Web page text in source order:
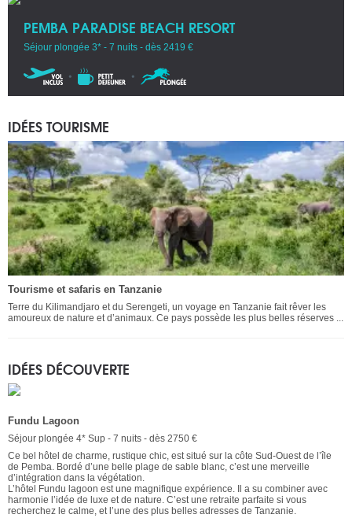
PEMBA PARADISE BEACH RESORT
Séjour plongée 3* - 7 nuits - dès 2419 €
IDÉES TOURISME
Tourisme et safaris en Tanzanie
Terre du Kilimandjaro et du Serengeti, un voyage en Tanzanie fait rêver les
amoureux de nature et d’animaux. Ce pays possède les plus belles réserves ...
IDÉES DÉCOUVERTE
Fundu Lagoon
Séjour plongée 4* Sup - 7 nuits - dès 2750 €
Ce bel hôtel de charme, rustique chic, est situé sur la côte Sud-Ouest de l’île
de Pemba. Bordé d’une belle plage de sable blanc, c’est une merveille
d’intégration dans la végétation.
L’hôtel Fundu lagoon est une magnifique expérience. Il a su combiner avec
harmonie l’idée de luxe et de nature. C’est une retraite parfaite si vous
recherchez le calme, et l’une des plus belles adresses de Tanzanie.